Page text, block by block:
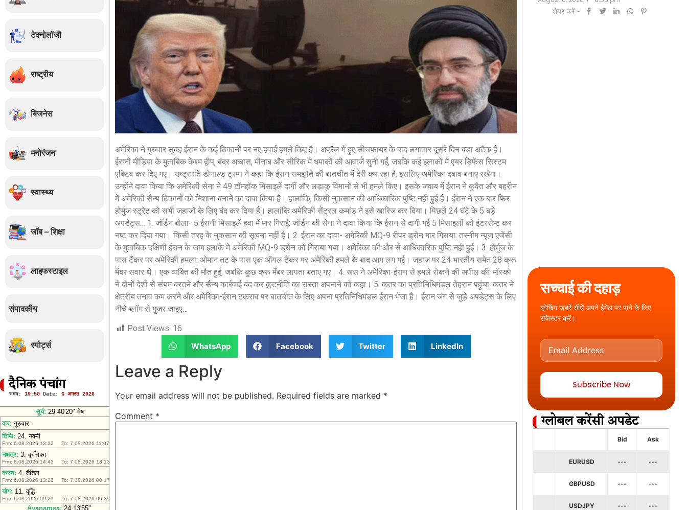
टेक्नोलॉजी
राष्ट्रीय
बिजनेस
मनोरंजन
स्वास्थ्य
जॉब – शिक्षा
लाइफस्टाइल
संपादकीय
स्पोर्ट्स
दैनिक पंचांग
अमेरिका ने गुरुवार सुबह ईरान के कई ठिकानों पर नए हवाई हमले किए है। अप्रैल में हुए सीजफायर के बाद लगातार दूसरे दिन बड़ा अटैक है।
ईरानी मीडिया के मुताबिक केश्म द्वीप, बंदर अब्बास, मीनाब और सीरिक में धमाकों की आवाजें सुनी गईं, जबकि कई इलाकों में एयर डिफेंस सिस्टम
एक्टिव कर दिए गए। राष्ट्रपति डोनाल्ड ट्रम्प ने कहा कि ईरान समझौते की बातचीत में देरी कर रहा है, इसलिए अमेरिका दबाव बनाए रखेगा।
उन्होंने दावा किया कि अमेरिकी सेना ने 49 टॉमहॉक मिसाइलें दागीं और लड़ाकू विमानों से भी हमले किए। इसके जवाब में ईरान ने कुवैत और बहरीन
में अमेरिकी सैन्य ठिकानों को निशाना बनाने का दावा किया है। हालांकि, किसी नुकसान की आधिकारिक पुष्टि नहीं हुई है। ईरान ने एक बार फिर
होर्मुज स्ट्रेट को सभी जहाजों के लिए बंद कर दिया है। हालांकि अमेरिकी सेंट्रल कमांड ने इसे खारिज कर दिया। पिछले 24 घंटे के 5 बड़े
अपडेट्स… 1. जॉर्डन बोला- 5 ईरानी मिसाइलें हवा में मार गिराईं: जॉर्डन की सेना ने दावा किया कि ईरान से दागी गई 5 मिसाइलों को इंटरसेप्ट कर
नष्ट कर दिया गया। किसी तरह के नुकसान की सूचना नहीं है। 2. ईरान का दावा- अमेरिकी MQ-9 रीपर ड्रोन मार गिराया: तस्नीम न्यूज एजेंसी
के मुताबिक दक्षिणी ईरान के जाम इलाके में अमेरिकी MQ-9 ड्रोन को गिराया गया। अमेरिका की ओर से आधिकारिक पुष्टि नहीं हुई। 3. होर्मुज के
पास टैंकर पर अमेरिकी हमला: ओमान तट के पास एक ऑयल टैंकर पर अमेरिकी हमले के बाद आग लग गई। जहाज पर 24 भारतीय समेत 28 क्रू
मेंबर सवार थे। एक व्यक्ति की मौत हुई, जबकि कुछ क्रू मेंबर लापता बताए गए। 4. रूस ने अमेरिका-ईरान से हमले रोकने की अपील की: मॉस्को
ने दोनों देशों से संयम बरतने और सैन्य कार्रवाई बंद कर कूटनीति का रास्ता अपनाने को कहा। 5. कतर का प्रतिनिधिमंडल तेहरान पहुंचा: कतर ने
क्षेत्रीय तनाव कम करने और अमेरिका-ईरान टकराव पर बातचीत के लिए अपना प्रतिनिधिमंडल ईरान भेजा है। ईरान जंग से जुड़े अपडेट्स के लिए
नीचे ब्लॉग से गुजर जाइए…
Post Views: 16
WhatsApp
Facebook Twitter LinkedIn
Leave a Reply
Your email address will not be published. Required fields are marked *
Comment *
शेयर करें -
शेयर करें -
शेयर करें -
सच्चाई की दहाड़
ब्रेकिंग खबरें सीधे अपने ईमेल पर पाने के लिए
रजिस्टर करें।
Subscribe Now
ग्लोबल करेंसी अपडेट
Bid Ask
EURUSD --- ---
GBPUSD --- ---
USDJPY --- ---